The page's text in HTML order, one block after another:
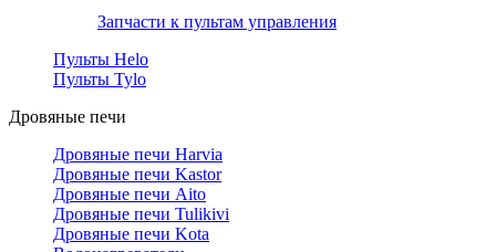
Запчасти к пультам управления
Пульты Helo
Пульты Tylo
Дровяные печи
Дровяные печи Harvia
Дровяные печи Kastor
Дровяные печи Aito
Дровяные печи Tulikivi
Дровяные печи Kota